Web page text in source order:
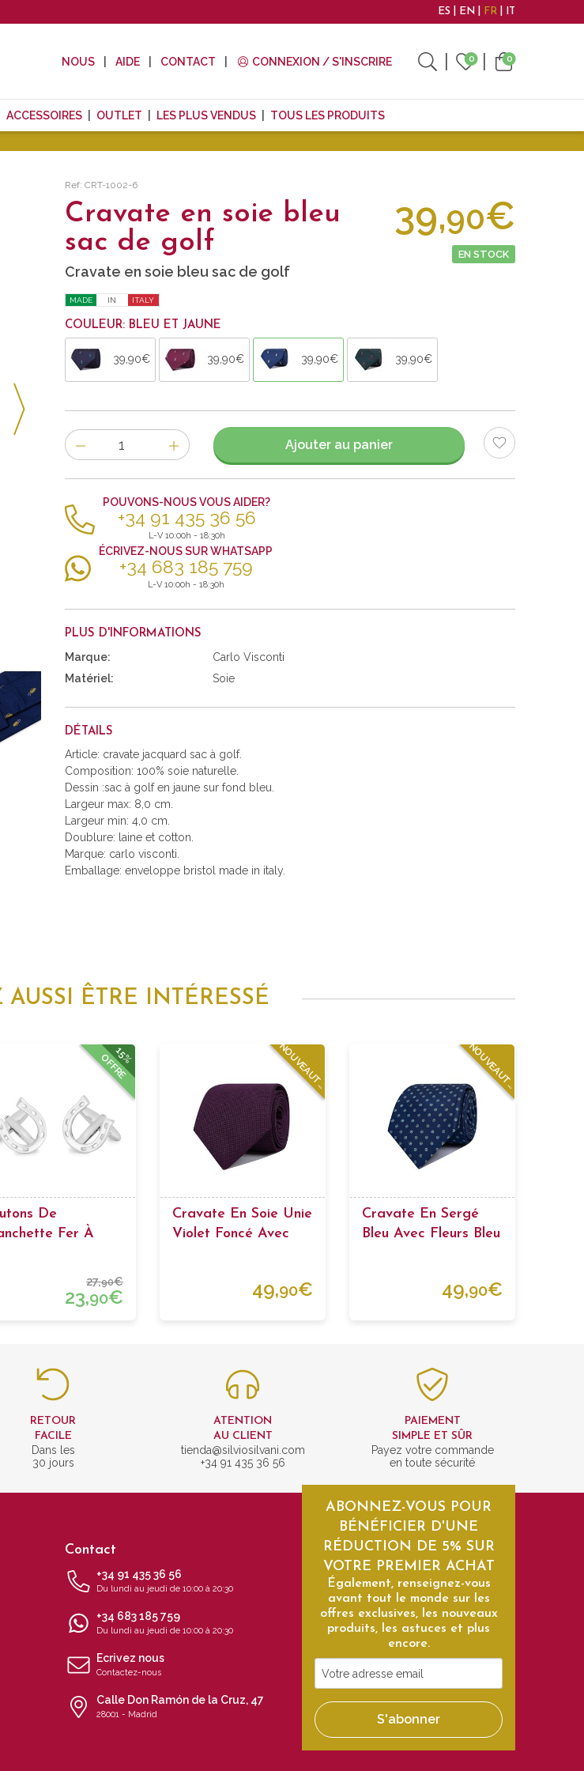
ES EN FR IT
NOUS AIDE CONTACT CONNEXION / S'INSCRIRE 0 0
ACCESSOIRES OUTLET LES PLUS VENDUS TOUS LES PRODUITS
Ref: CRT-1002-6
Cravate en soie bleu
sac de golf
Cravate en soie bleu sac de golf
MADE IN ITALY
39,90€
EN STOCK
COULEUR: BLEU ET JAUNE
39,90€ 39,90€ 39,90€ 39,90€
Nombre
d'items
Ajouter au panier
POUVONS-NOUS VOUS AIDER?
+34 91 435 36 56
L-V 10:00h - 18:30h
ÉCRIVEZ-NOUS SUR WHATSAPP
+34 683 185 759
L-V 10:00h - 18:30h
PLUS D'INFORMATIONS
Marque:
Carlo Visconti
Matériel:
Soie
DÉTAILS
Article: cravate jacquard sac à golf.
Composition: 100% soie naturelle.
Dessin :sac à golf en jaune sur fond bleu.
Largeur max: 8,0 cm.
Largeur min: 4,0 cm.
Doublure: laine et cotton.
Marque: carlo visconti.
Emballage: enveloppe bristol made in italy.
ÊTRE INTÉRESSÉ
15%
OFFRE
De
Fer À
27,90€
23,90€
N
O
U
V
E
A
U
T
E
S
Cravate En Soie Unie
Violet Foncé Avec
49,90€
N
O
U
V
E
A
U
T
E
S
Cravate En Sergé
Bleu Avec Fleurs Bleu
49,90€
RETOUR
FACILE
Dans les
30 jours
ATENTION
AU CLIENT
tienda@silviosilvani.com
+34 91 435 36 56
PAIEMENT
SIMPLE ET SÛR
Payez votre commande
en toute sécurité
Contact
+34 91 435 36 56
Du lundi au jeudi de 10:00 à 20:30
+34 683 185 759
Du lundi au jeudi de 10:00 à 20:30
Ecrivez nous
Contactez-nous
Calle Don Ramón de la Cruz, 47
28001 - Madrid
ABONNEZ-VOUS POUR
BÉNÉFICIER D'UNE
RÉDUCTION DE 5% SUR
VOTRE PREMIER ACHAT
Également, renseignez-vous
avant tout le monde sur les
offres exclusives, les nouveaux
produits, les astuces et plus
encore.
Votre
adresse
email
S'abonner